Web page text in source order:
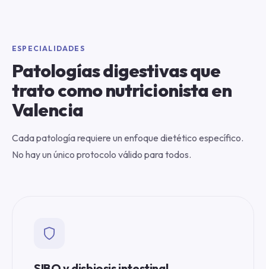
ESPECIALIDADES
Patologías digestivas que
trato como nutricionista en
Valencia
Cada patología requiere un enfoque dietético específico.
No hay un único protocolo válido para todos.